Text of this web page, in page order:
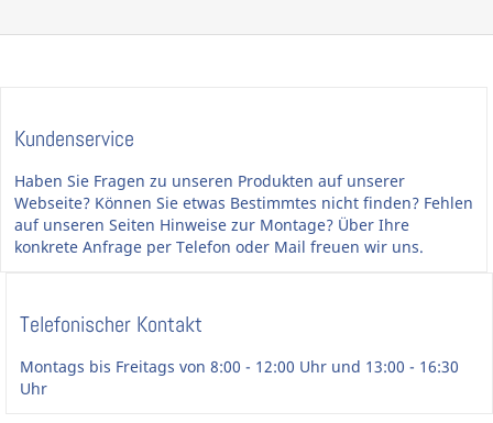
Kundenservice
Haben Sie Fragen zu unseren Produkten auf unserer
Webseite? Können Sie etwas Bestimmtes nicht finden? Fehlen
auf unseren Seiten Hinweise zur Montage? Über Ihre
konkrete Anfrage per Telefon oder Mail freuen wir uns.
Telefonischer Kontakt
Montags bis Freitags von 8:00 - 12:00 Uhr und 13:00 - 16:30
Uhr